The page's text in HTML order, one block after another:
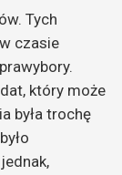
Tych
czasie
który może
była trochę